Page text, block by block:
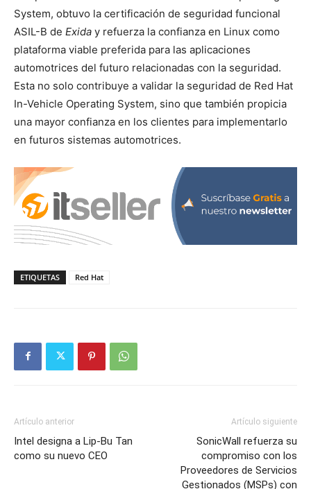
System, obtuvo la certificación de seguridad funcional
ASIL-B de Exida y refuerza la confianza en Linux como
plataforma viable preferida para las aplicaciones
automotrices del futuro relacionadas con la seguridad.
Esta no solo contribuye a validar la seguridad de Red Hat
In-Vehicle Operating System, sino que también propicia
una mayor confianza en los clientes para implementarlo
en futuros sistemas automotrices.
ETIQUETAS Red Hat
Artículo anterior
Intel designa a Lip-Bu Tan
como su nuevo CEO
Artículo siguiente
SonicWall refuerza su
compromiso con los
Proveedores de Servicios
Gestionados (MSPs) con